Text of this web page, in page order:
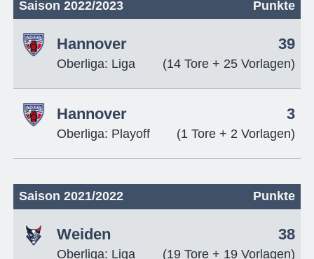
Saison 2022/2023 Punkte
Hannover
Oberliga: Liga
39
(14 Tore + 25 Vorlagen)
Hannover
Oberliga: Playoff
3
(1 Tore + 2 Vorlagen)
Saison 2021/2022 Punkte
Weiden
Oberliga: Liga
38
(19 Tore + 19 Vorlagen)